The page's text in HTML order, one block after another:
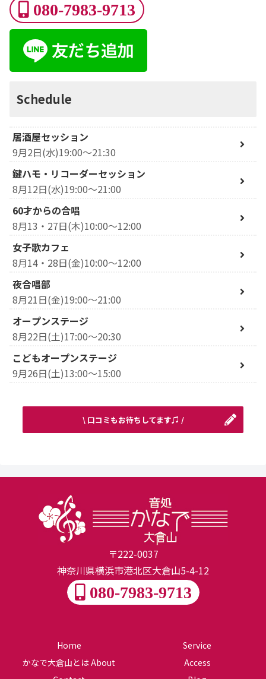
080-7983-9713
Schedule
居酒屋セッション
9月2日(水)19:00～21:30
鍵ハモ・リコーダーセッション
8月12日(水)19:00～21:00
60才からの合唱
8月13・27日(木)10:00～12:00
女子歌カフェ
8月14・28日(金)10:00～12:00
夜合唱部
8月21日(金)19:00～21:00
オープンステージ
8月22日(土)17:00～20:30
こどもオープンステージ
9月26日(土)13:00～15:00
\ 口コミもお待ちしてます♫ /
〒222-0037
神奈川県横浜市港北区大倉山5-4-12
080-7983-9713
Home
Service
かなで大倉山とは About
Access